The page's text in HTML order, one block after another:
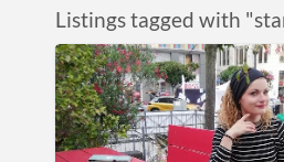
Listings tagged with
Intensiv
duftende
Damenturnschuhe